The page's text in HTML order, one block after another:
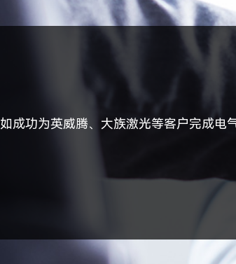
如成功为英威腾、大族激光等客户完成电